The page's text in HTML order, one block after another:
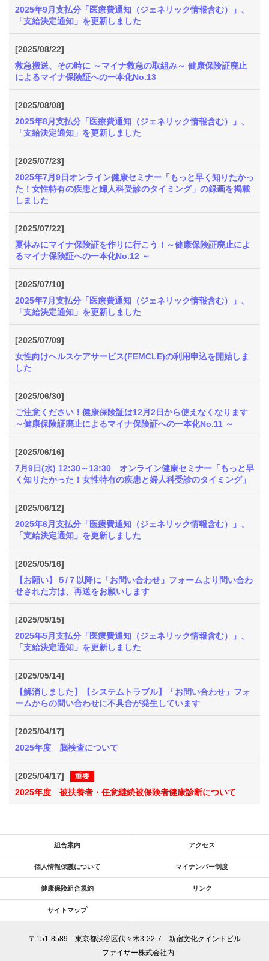
2025年9月支払分「医療費通知（ジェネリック情報含む）」、
「支給決定通知」を更新しました
[2025/08/22]
救急搬送、その時に ～マイナ救急の取組み～ 健康保険証廃止
によるマイナ保険証への一本化No.13
[2025/08/08]
2025年8月支払分「医療費通知（ジェネリック情報含む）」、
「支給決定通知」を更新しました
[2025/07/23]
2025年7月9日オンライン健康セミナー「もっと早く知りたかっ
た！女性特有の疾患と婦人科受診のタイミング」の録画を掲載
しました
[2025/07/22]
夏休みにマイナ保険証を作りに行こう！～健康保険証廃止によ
るマイナ保険証への一本化No.12 ～
[2025/07/10]
2025年7月支払分「医療費通知（ジェネリック情報含む）」、
「支給決定通知」を更新しました
[2025/07/09]
女性向けヘルスケアサービス(FEMCLE)の利用申込を開始しま
した
[2025/06/30]
ご注意ください！健康保険証は12月2日から使えなくなります
～健康保険証廃止によるマイナ保険証への一本化No.11 ～
[2025/06/16]
7月9日(水) 12:30～13:30 オンライン健康セミナー「もっと早
く知りたかった！女性特有の疾患と婦人科受診のタイミング」
[2025/06/12]
2025年6月支払分「医療費通知（ジェネリック情報含む）」、
「支給決定通知」を更新しました
[2025/05/16]
【お願い】５/７以降に「お問い合わせ」フォームより問い合わ
せされた方は、再送をお願いします
[2025/05/15]
2025年5月支払分「医療費通知（ジェネリック情報含む）」、
「支給決定通知」を更新しました
[2025/05/14]
【解消しました】【システムトラブル】「お問い合わせ」フォ
ームからの問い合わせに不具合が発生しています
[2025/04/17]
2025年度 脳検査について
[2025/04/17] 重要
2025年度 被扶養者・任意継続被保険者健康診断について
組合案内 アクセス
個人情報保護について マイナンバー制度
健康保険組合規約 リンク
サイトマップ
〒151-8589 東京都渋谷区代々木3-22-7 新宿文化クイントビル
ファイザー株式会社内